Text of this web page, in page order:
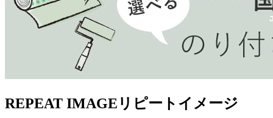
REPEAT IMAGE リピートイメージ